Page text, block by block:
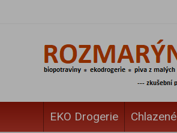
EKO Drogerie Chlazené